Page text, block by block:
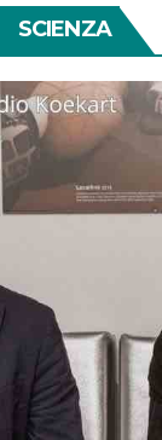
SCIENZA